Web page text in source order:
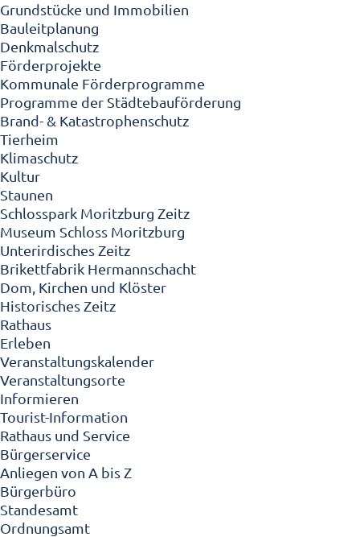
Grundstücke und Immobilien
Bauleitplanung
Denkmalschutz
Förderprojekte
Kommunale Förderprogramme
Programme der Städtebauförderung
Brand- & Katastrophenschutz
Tierheim
Klimaschutz
Kultur
Staunen
Schlosspark Moritzburg Zeitz
Museum Schloss Moritzburg
Unterirdisches Zeitz
Brikettfabrik Hermannschacht
Dom, Kirchen und Klöster
Historisches Zeitz
Rathaus
Erleben
Veranstaltungskalender
Veranstaltungsorte
Informieren
Tourist-Information
Rathaus und Service
Bürgerservice
Anliegen von A bis Z
Bürgerbüro
Standesamt
Ordnungsamt